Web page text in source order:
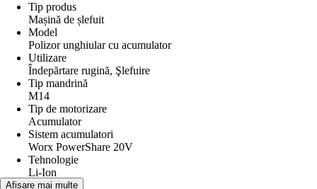
Tip produs
Mașină de șlefuit
Model
Polizor unghiular cu acumulator
Utilizare
Îndepărtare rugină, Şlefuire
Tip mandrină
M14
Tip de motorizare
Acumulator
Sistem acumulatori
Worx PowerShare 20V
Tehnologie
Li-Ion
Tensiune
Afișare mai multe